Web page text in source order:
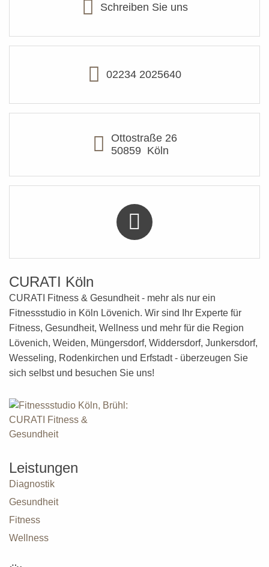
Schreiben Sie uns
02234 2025640
Ottostraße 26
50859 Köln
CURATI Köln
CURATI Fitness & Gesundheit - mehr als nur ein
Fitnessstudio in Köln Lövenich. Wir sind Ihr Experte für
Fitness, Gesundheit, Wellness und mehr für die Region
Lövenich, Weiden, Müngersdorf, Widdersdorf, Junkersdorf,
Wesseling, Rodenkirchen und Erfstadt - überzeugen Sie
sich selbst und besuchen Sie uns!
Leistungen
Diagnostik
Gesundheit
Fitness
Wellness